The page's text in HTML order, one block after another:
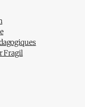
Fragil